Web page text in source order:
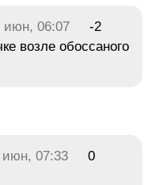
июн, 06:07
-2
возле обоссаного
июн, 07:33
0